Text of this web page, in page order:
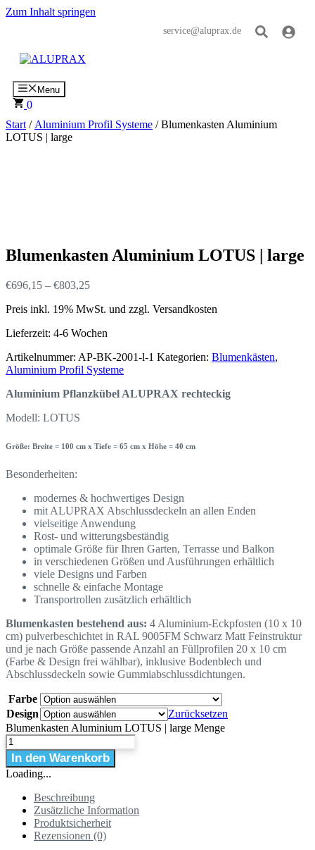
Zum Inhalt springen
service@aluprax.de
Menu
0
Start / Aluminium Profil Systeme / Blumenkasten Aluminium
LOTUS | large
Blumenkasten Aluminium LOTUS | large
€696,15 – €803,25
Preis inkl. 19% MwSt. und zzgl. Versandkosten
Lieferzeit: 4-6 Wochen
Artikelnummer: AP-BK-2001-l-1 Kategorien: Blumenkästen,
Aluminium Profil Systeme
Aluminium Pflanzkübel ALUPRAX rechteckig
Modell: LOTUS
Größe: Breite = 100 cm x Tiefe = 65 cm x Höhe = 40 cm
Besonderheiten:
modernes & hochwertiges Design
mit ALUPRAX Abschlussdeckeln an allen Enden
vielseitige Anwendung
Rost- und witterungsbeständig
optimale Größe für Ihren Garten, Terrasse und Balkon
in verschiedenen Größen und Ausführungen erhältlich
viele Designs und Farben
schnelle & einfache Montage
Transportrollen zusätzlich erhältlich
Blumenkasten bestehend aus: 4 Aluminium-Eckpfosten (10 x 10
cm) pulverbeschichtet in RAL 9005FM Schwarz Matt Feinstruktur
und je nach Größe passende Anzahl an Füllprofilen 20 x 10 cm
(Farbe & Design frei wählbar), inklusive Bodenblech und
Abschlussdeckeln sowie Gummiabschlussdichtungen.
Farbe
Design
Zurücksetzen
Blumenkasten Aluminium LOTUS | large Menge
In den Warenkorb
Loading...
Beschreibung
Zusätzliche Information
Produktsicherheit
Rezensionen (0)